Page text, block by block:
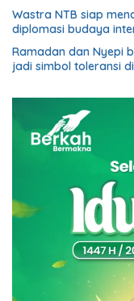
Wastra NTB siap
diplomasi budaya
Ramadan dan Nyepi
jadi simbol toleransi